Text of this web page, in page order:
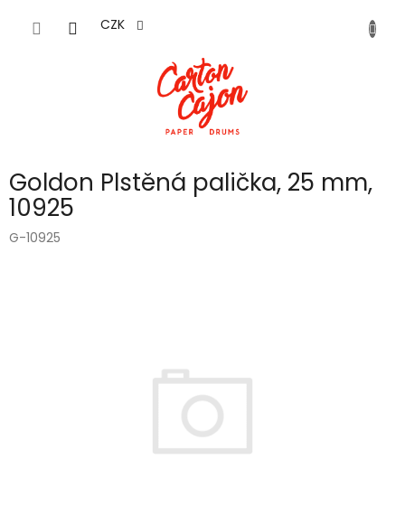
CZK
Goldon Plstěná palička, 25 mm,
10925
G-10925